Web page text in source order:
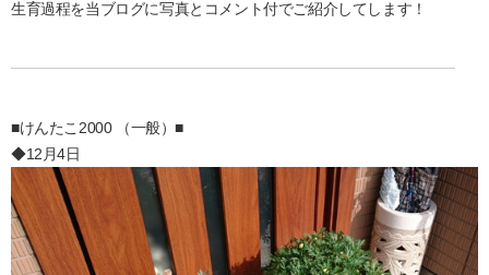
生育過程を当ブログに写真とコメント付でご紹介してします！
■けんたこ2000 （一般）■
◆12月4日